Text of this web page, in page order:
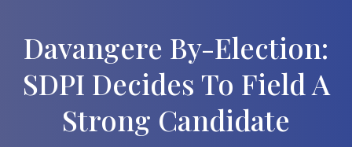
Davangere By-Election:
SDPI Decides To Field A
Strong Candidate